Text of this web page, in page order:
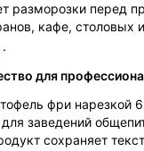
перед
кафе, столовых
.
для
фри нарезкой
заведений
сохраняет